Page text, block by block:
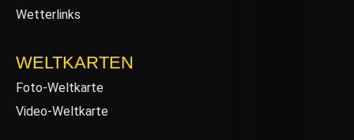
Wetterlinks
WELTKARTEN
Foto-Weltkarte
Video-Weltkarte